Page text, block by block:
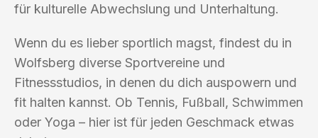
für kulturelle Abwechslung und Unterhaltung.
Wenn du es lieber sportlich magst, findest du in
Wolfsberg diverse Sportvereine und
Fitnessstudios, in denen du dich auspowern und
fit halten kannst. Ob Tennis, Fußball, Schwimmen
oder Yoga – hier ist für jeden Geschmack etwas